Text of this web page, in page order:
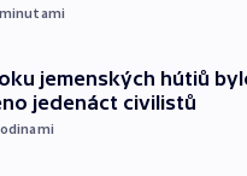
minutami
jemenských hútiů
jedenáct civilistů